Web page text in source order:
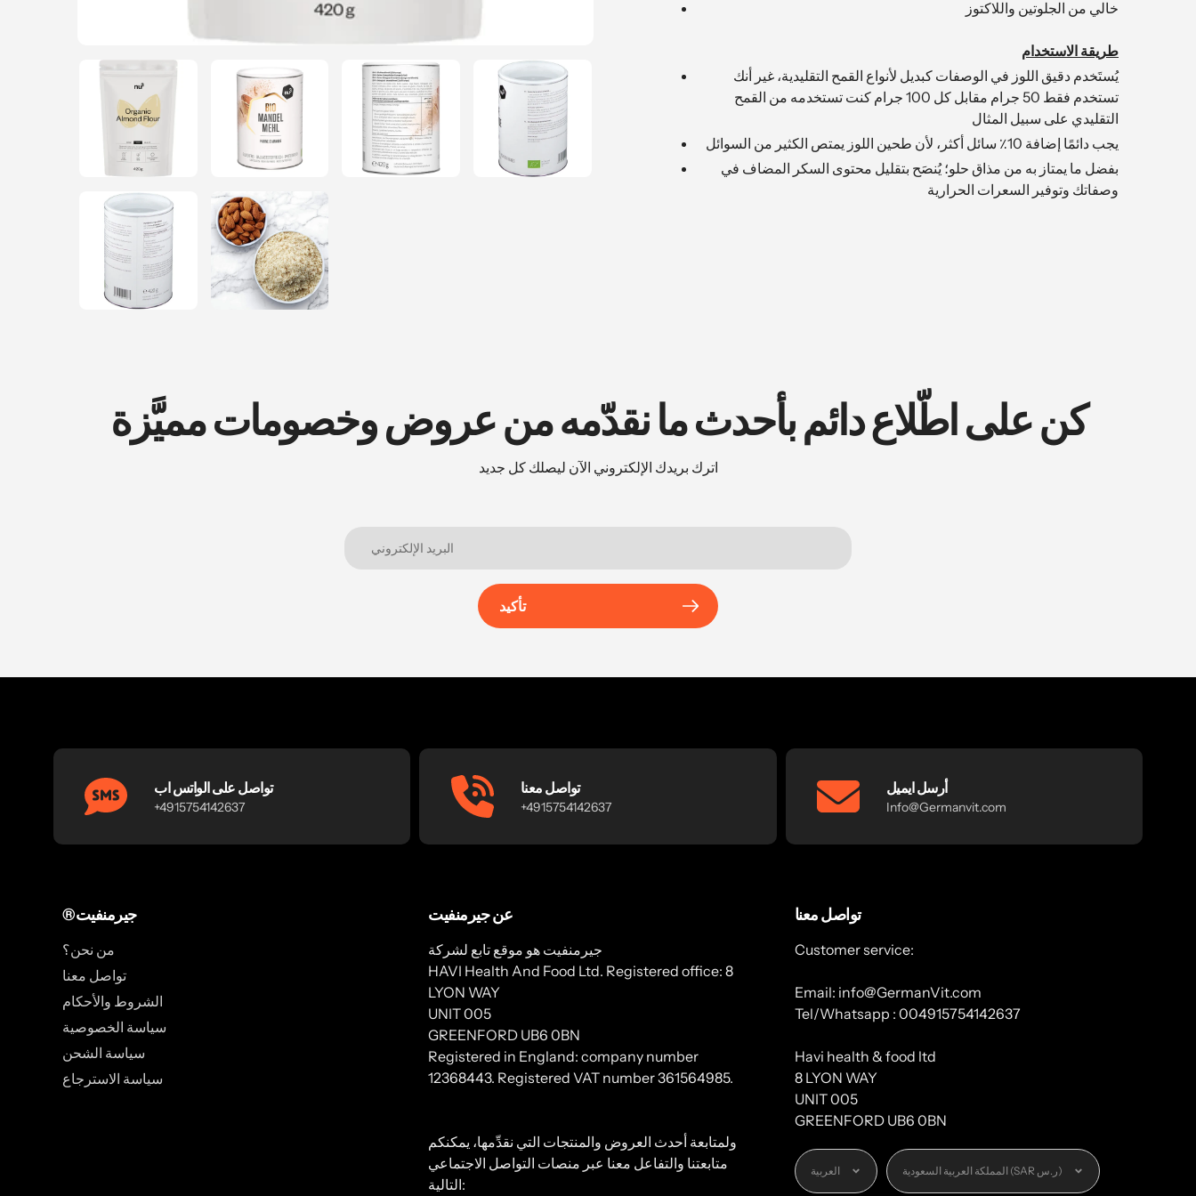
خالي من الجلوتين واللاكتوز
طريقة الاستخدام
يُستَخدم دقيق اللوز في الوصفات كبديل لأنواع القمح التقليدية، غير أنك
تستخدم فقط 50 جرام مقابل كل 100 جرام كنت تستخدمه من القمح
التقليدي على سبيل المثال
يجب دائمًا إضافة 10٪ سائل أكثر، لأن طحين اللوز يمتص الكثير من السوائل
بفضل ما يمتاز به من مذاق حلو؛ يُنصَح بتقليل محتوى السكر المضاف في
وصفاتك وتوفير السعرات الحرارية
كن على اطّلاع دائم بأحدث ما نقدّمه من عروض وخصومات مميَّزة
اترك بريدك الإلكتروني الآن ليصلك كل جديد
تأكيد
تواصل على الواتس اب
+4915754142637
تواصل معنا
+4915754142637
أرسل ايميل
Info@Germanvit.com
®جيرمنفيت
من نحن؟
تواصل معنا
الشروط والأحكام
سياسة الخصوصية
سياسة الشحن
سياسة الاسترجاع
عن جيرمنفيت
جيرمنفيت هو موقع تابع لشركة
HAVI Health And Food Ltd. Registered office: 8
LYON WAY
UNIT 005
GREENFORD UB6 0BN
Registered in England: company number
12368443. Registered VAT number 361564985.
ولمتابعة أحدث العروض والمنتجات التي نقدِّمها، يمكنكم
متابعتنا والتفاعل معنا عبر منصات التواصل الاجتماعي
التالية:
تواصل معنا
Customer service:
Email: info@GermanVit.com
Tel/Whatsapp : 004915754142637
Havi health & food ltd
8 LYON WAY
UNIT 005
GREENFORD UB6 0BN
اللغة
العربية العملة المملكة العربية السعودية (SAR ر.س)